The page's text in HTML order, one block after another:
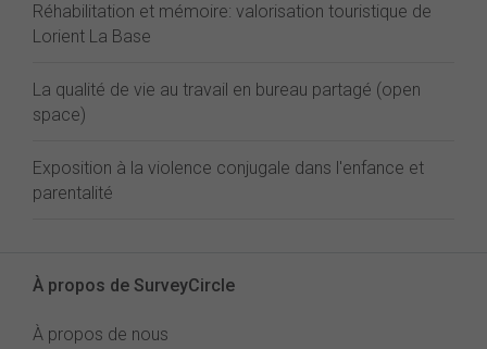
Réhabilitation et mémoire: valorisation touristique de
Lorient La Base
La qualité de vie au travail en bureau partagé (open
space)
Exposition à la violence conjugale dans l'enfance et
parentalité
À propos de SurveyCircle
À propos de nous